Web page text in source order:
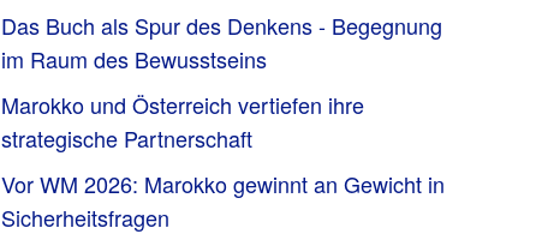
Das Buch als Spur des Denkens - Begegnung
im Raum des Bewusstseins
Marokko und Österreich vertiefen ihre
strategische Partnerschaft
Vor WM 2026: Marokko gewinnt an Gewicht in
Sicherheitsfragen